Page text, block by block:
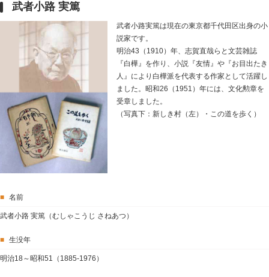
武者小路 実篤
武者小路実篤は現在の東京都千代田区出身の小
説家です。
明治43（1910）年、志賀直哉らと文芸雑誌
『白樺』を作り、小説『友情』や『お目出たき
人』により白樺派を代表する作家として活躍し
ました。昭和26（1951）年には、文化勲章を
受章しました。
（写真下：新しき村（左）・この道を歩く）
■ 名前
武者小路 実篤（むしゃこうじ さねあつ）
■ 生没年
明治18～昭和51（1885-1976）